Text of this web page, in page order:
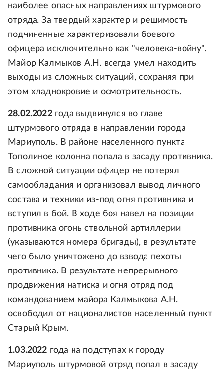
наиболее опасных направлениях штурмового
отряда. За твердый характер и решимость
подчиненные характеризовали боевого
офицера исключительно как "человека-войну".
Майор Калмыков А.Н. всегда умел находить
выходы из сложных ситуаций, сохраняя при
этом хладнокровие и осмотрительность.
28.02.2022года выдвинулся во главе
штурмового отряда в направлении города
Мариуполь. В районе населенного пункта
Тополиное колонна попала в засаду противника.
В сложной ситуации офицер не потерял
самообладания и организовал вывод личного
состава и техники из-под огня противника и
вступил в бой. В ходе боя навел на позиции
противника огонь ствольной артиллерии
(указываются номера бригады), в результате
чего было уничтожено до взвода пехоты
противника. В результате непрерывного
продвижения натиска и огня отряд под
командованием майора Калмыкова А.Н.
освободил от националистов населенный пункт
Старый Крым.
1.03.2022 года на подступах к городу
Мариуполь штурмовой отряд попал в засаду